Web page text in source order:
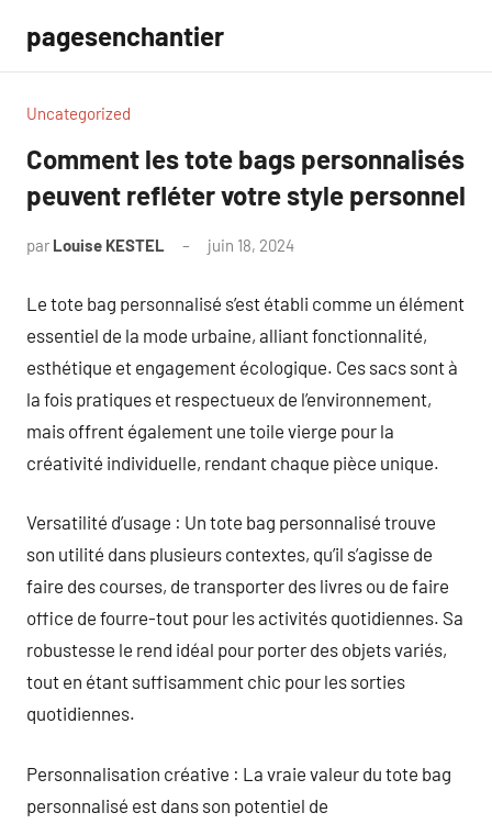
contenu
pagesenchantier
Uncategorized
Comment les tote bags personnalisés
peuvent refléter votre style personnel
par Louise KESTEL juin 18, 2024
Le tote bag personnalisé s’est établi comme un élément
essentiel de la mode urbaine, alliant fonctionnalité,
esthétique et engagement écologique. Ces sacs sont à
la fois pratiques et respectueux de l’environnement,
mais offrent également une toile vierge pour la
créativité individuelle, rendant chaque pièce unique.
Versatilité d’usage : Un tote bag personnalisé trouve
son utilité dans plusieurs contextes, qu’il s’agisse de
faire des courses, de transporter des livres ou de faire
office de fourre-tout pour les activités quotidiennes. Sa
robustesse le rend idéal pour porter des objets variés,
tout en étant suffisamment chic pour les sorties
quotidiennes.
Personnalisation créative : La vraie valeur du tote bag
personnalisé est dans son potentiel de